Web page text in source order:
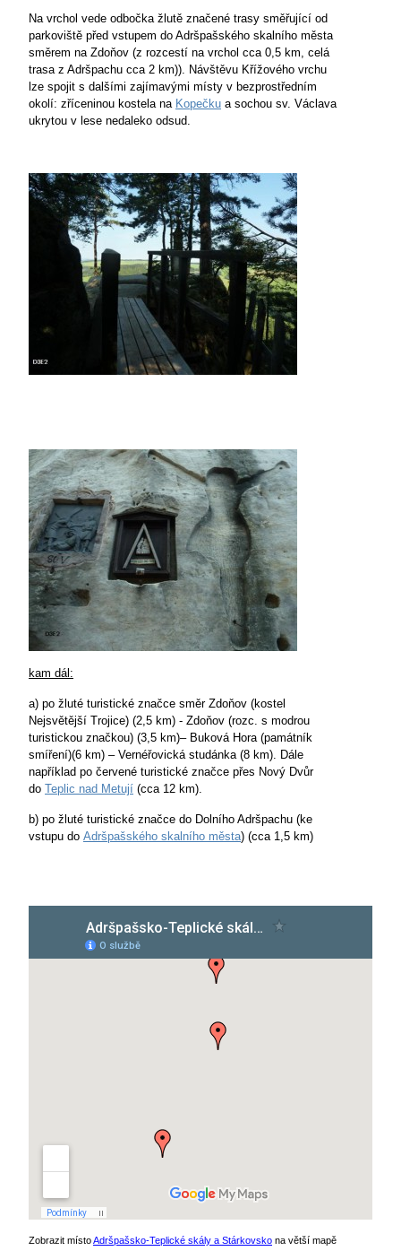
Na vrchol vede odbočka žlutě značené trasy směřující od
parkoviště před vstupem do Adršpašského skalního města
směrem na Zdoňov (z rozcestí na vrchol cca 0,5 km, celá
trasa z Adršpachu cca 2 km)). Návštěvu Křížového vrchu
lze spojit s dalšími zajímavými místy v bezprostředním
okolí: zříceninou kostela na Kopečku a sochou sv. Václava
ukrytou v lese nedaleko odsud.
kam dál:
a) po žluté turistické značce směr Zdoňov (kostel
Nejsvětější Trojice) (2,5 km) - Zdoňov (rozc. s modrou
turistickou značkou) (3,5 km)– Buková Hora (památník
smíření)(6 km) – Vernéřovická studánka (8 km). Dále
například po červené turistické značce přes Nový Dvůr
do Teplic nad Metují (cca 12 km).
b) po žluté turistické značce do Dolního Adršpachu (ke
vstupu do Adršpašského skalního města) (cca 1,5 km)
Zobrazit místoAdršpašsko-Teplické skály a Stárkovsko na větší mapě